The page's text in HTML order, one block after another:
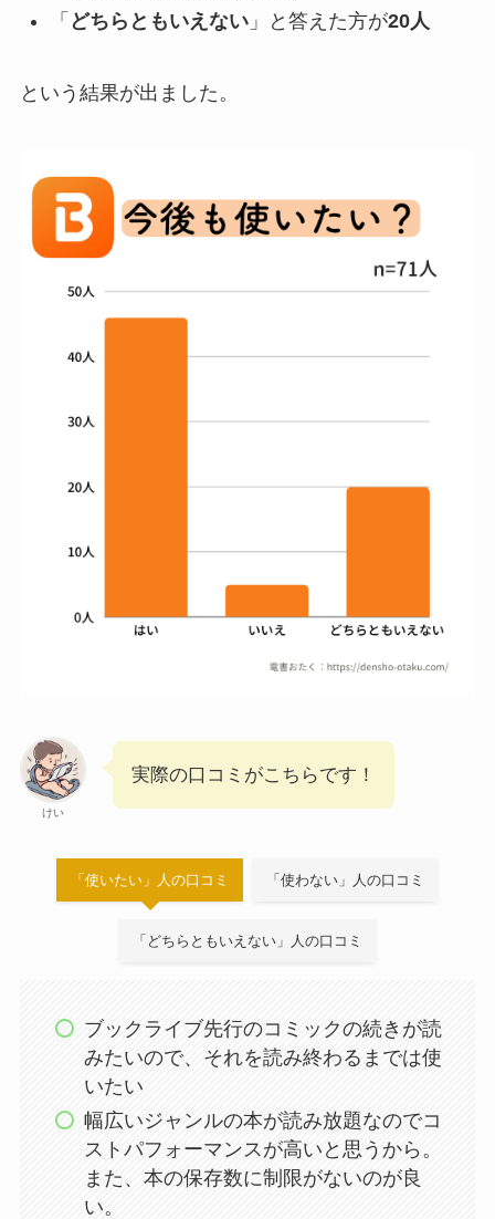
「 どちらともいえない」と答えた方が20人
という結果が出ました。
けい
実際の口コミがこちらです！
「使いたい」人の口コミ 「使わない」人の口コミ
「どちらともいえない」人の口コミ
ブックライブ先行のコミックの続きが読
みたいので、それを読み終わるまでは使
いたい
幅広いジャンルの本が読み放題なのでコ
ストパフォーマンスが高いと思うから。
また、本の保存数に制限がないのが良
い。